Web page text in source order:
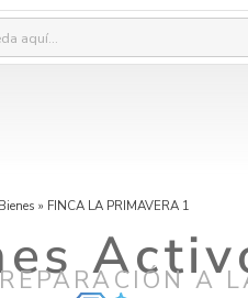
Bienes » FINCA LA PRIMAVERA 1
A